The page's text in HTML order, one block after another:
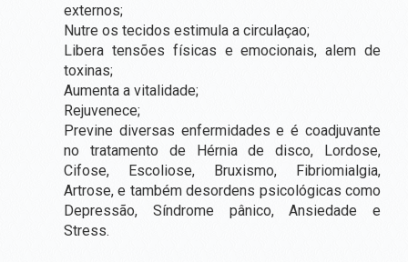
SALA SHAKTI
SALA DEVI (TÉRREA)
SALA SARASWATI (PISO SUPERIOR)
SALA GANESHA (PISO SUPERIOR)
SALA PSICOLOGIA
externos;
Nutre os tecidos estimula a circulaçao;
Libera tensões físicas e emocionais, alem de
toxinas;
Aumenta a vitalidade;
Rejuvenece;
Previne diversas enfermidades e é coadjuvante
no tratamento de Hérnia de disco, Lordose,
Cifose, Escoliose, Bruxismo, Fibriomialgia,
Artrose, e também desordens psicológicas como
Depressão, Síndrome pânico, Ansiedade e
Stress.